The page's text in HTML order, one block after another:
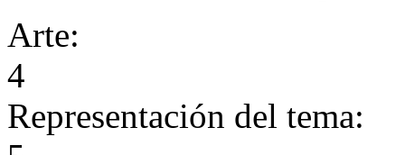
Arte:
4
Representación del tema: